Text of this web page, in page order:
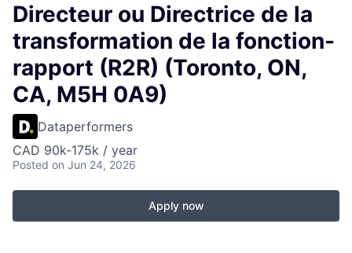
Directeur ou Directrice de la
transformation de la fonction-
rapport (R2R) (Toronto, ON,
CA, M5H 0A9)
Dataperformers
CAD 90k-175k / year
Posted on Jun 24, 2026
Apply now